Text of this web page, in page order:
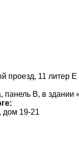
проезд, 11 литер Е
панель В, в
дом 19-21